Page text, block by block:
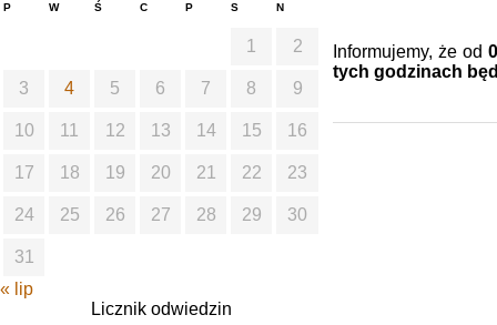
Informujemy, że od
tych godzinach
P W Ś C P S N
1 2
3 4 5 6 7 8 9
10 11 12 13 14 15 16
17 18 19 20 21 22 23
24 25 26 27 28 29 30
31
« lip
Licznik odwiedzin